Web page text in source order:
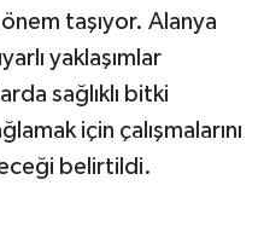
taşıyor. Alanya
yaklaşımlar
sağlıklı bitki
için çalışmalarını
belirtildi.